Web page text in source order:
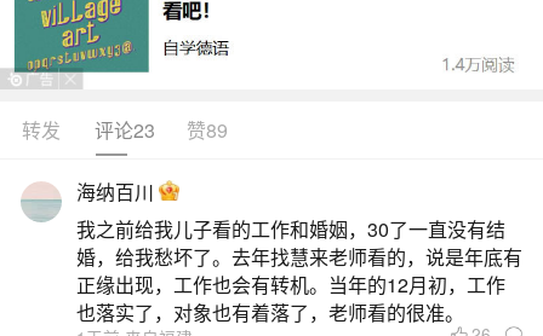
还阴债地府债有两种写法，以下是其中一种：
1.首先，写上地址信息，包括省市区县街道小区等
详细信息。2.接着，写上还债人的姓名和生日时辰
诚请本地城隍土地山神五道将军护法善神大开胜
恩，查清弟子在阴还有弟子在阴界的冤亲债主六亲
卷属，杀生之债，受务速消，让弟子吉祥如意，平
安健康。4.
转发 评论23 赞89
海纳百川
我之前给我儿子看的工作和婚姻，30了一直没有结
婚，给我愁坏了。去年找慧来老师看的，说是年底有
正缘出现，工作也会有转机。当年的12月初，工作
也落实了，对象也有着落了，老师看的很准。